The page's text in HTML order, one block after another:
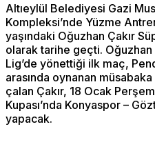
Altıeylül Belediyesi Gazi
Kompleksi’nde Yüzme
yaşındaki Oğuzhan Çakır
olarak tarihe geçti. Oğuzhan
Lig’de yönettiği ilk maç,
arasında oynanan
çalan Çakır, 18 Ocak
Kupası’nda Konyaspor –
yapacak.